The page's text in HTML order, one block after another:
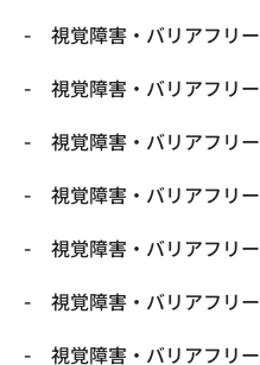
視覚障害・バリアフリー
視覚障害・バリアフリー
視覚障害・バリアフリー
視覚障害・バリアフリー
視覚障害・バリアフリー
視覚障害・バリアフリー
視覚障害・バリアフリー